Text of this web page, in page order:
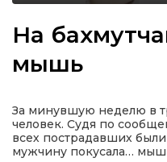
На
мышь
За минувшую неделю в
человек. Судя по
всех пострадавших
мужчину покусала…